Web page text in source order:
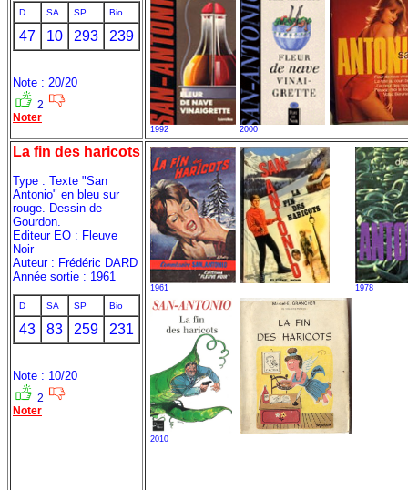
D SA SP Bio
47 10 293 239
Note : 20/20
2
Noter
1992 2000
La fin des haricots
Type : Texte "San
Antonio" en bleu sur
rouge. Dessin de
Gourdon.
Editeur EO : Fleuve
Noir
Auteur : Frédéric DARD
Année sortie : 1961
D SA SP Bio
43 83 259 231
Note : 10/20
2
Noter
1961 1978
2010